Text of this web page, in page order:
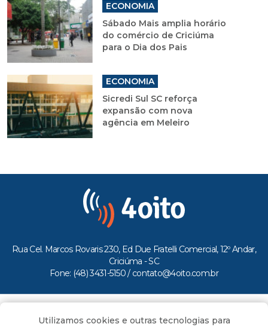
ECONOMIA
Sábado Mais amplia horário
do comércio de Criciúma
para o Dia dos Pais
ECONOMIA
Sicredi Sul SC reforça
expansão com nova
agência em Meleiro
Rua Cel. Marcos Rovaris 230, Ed Due Fratelli Comercial, 12º Andar,
Criciúma - SC
Fone: (48) 3431-5150 / contato@4oito.com.br
Todos os direitos reservados ao Portal 4oito
Utilizamos cookies e outras tecnologias para